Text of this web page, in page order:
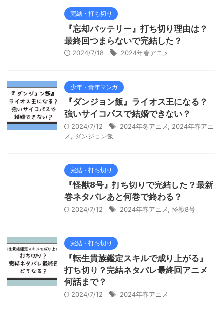
完結・打ち切り
『忘却バッテリー』打ち切り理由は？
最終回つまらないで完結した？
2024/7/18 2024年春アニメ
少年・青年マンガ
『ダンジョン飯』ライオス王になる？
強いサイコパスで結婚できない？
2024/7/12 2024年冬アニメ
2024年春アニ
メ
ダンジョン飯
完結・打ち切り
『怪獣8号』打ち切りで完結した？最新
巻ネタバレあと何巻で終わる？
2024/7/12 2024年春アニメ 怪獣8号
完結・打ち切り
『転生貴族鑑定スキルで成り上がる』
打ち切り？完結ネタバレ最終回アニメ
何話まで？
2024/7/12 2024年春アニメ